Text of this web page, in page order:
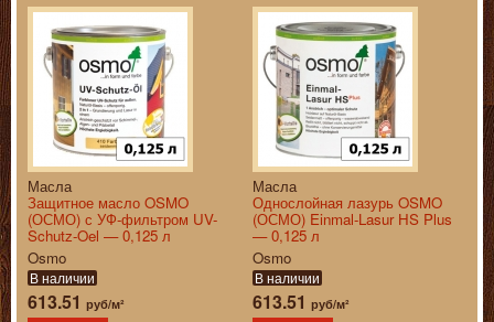
Масла
Защитное масло OSMO
(ОСМО) с УФ-фильтром UV-
Schutz-Oel — 0,125 л
Osmo
В наличии
613.51 руб/м²
Масла
Однослойная лазурь OSMO
(ОСМО) Einmal-Lasur HS Plus
— 0,125 л
Osmo
В наличии
613.51 руб/м²